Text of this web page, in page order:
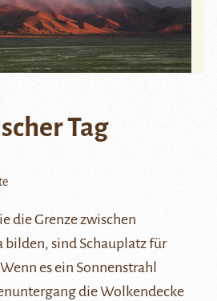
Tag
die Grenze zwischen
bilden, sind Schauplatz für
es ein Sonnenstrahl
die Wolkendecke